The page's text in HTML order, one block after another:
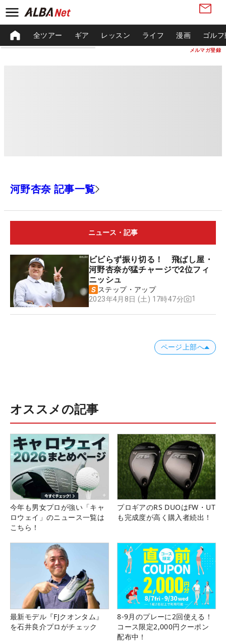
メルマガ登録
全ツアー ギア レッスン ライフ 漫画 ゴル
河野杏奈 記事一覧
ニュース・記事
ビビらず振り切る！ 飛ばし屋・
河野杏奈が猛チャージで2位フィ
ニッシュ
ステップ・アップ
2023年4月8日 (土) 17時47分
1
ページ上部へ
オススメの記事
今年も男女プロが強い「キャ
ロウェイ」のニュース一覧は
こちら！
プロギアのRS DUOはFW・UT
も完成度が高く購入者続出！
最新モデル『FJクオンタム』
を石井良介プロがチェック
8-9月のプレーに2回使える！
コース限定2,000円クーポン
配布中！